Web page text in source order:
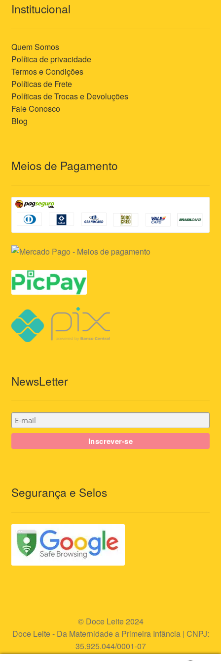
Institucional
Quem Somos
Política de privacidade
Termos e Condições
Políticas de Frete
Políticas de Trocas e Devoluções
Fale Conosco
Blog
Meios de Pagamento
NewsLetter
Segurança e Selos
© Doce Leite 2024
Doce Leite - Da Maternidade a Primeira Infância | CNPJ:
35.925.044/0001-07